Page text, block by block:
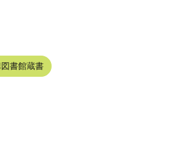
書館蔵書